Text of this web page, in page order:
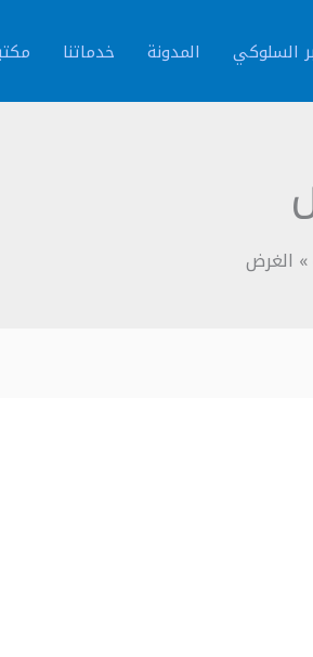
السلوكي المدونة خدماتنا
الغرض